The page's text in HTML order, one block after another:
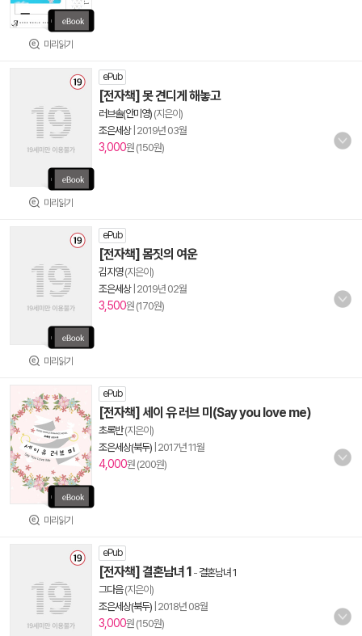
미리읽기
미리읽기
ePub
[전자책] 못 견디게 해놓고
러브솔(안미영) (지은이)
조은세상| 2019년 03월
3,000원 (150원)
미리읽기
ePub
[전자책] 몸짓의 여운
김지영(지은이)
조은세상| 2019년 02월
3,500원 (170원)
미리읽기
ePub
[전자책] 세이 유 러브 미(Say you love me)
초록반(지은이)
조은세상(북두) 2017년 11월
4,000원 (200원)
ePub
[전자책] 결혼남녀 1 -결혼남녀 1
그다음(지은이)
조은세상(북두) 2018년 08월
3,000원 (150원)